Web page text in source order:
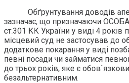
Обґрунтування доводів
зазначає, що призначаючи
ст.301 КК України у виді 4 років
місцевий суд не застосував до
додаткове покарання у виді
певні посади чи займатися
до трьох років, яке є
безальтернативним.